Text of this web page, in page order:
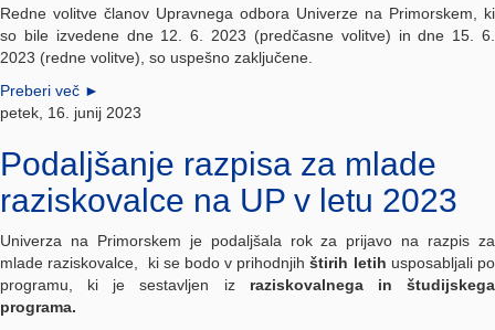
Redne volitve članov Upravnega odbora Univerze na Primorskem, ki
so bile izvedene dne 12. 6. 2023 (predčasne volitve) in dne 15. 6.
2023 (redne volitve), so uspešno zaključene.
Preberi več ►
petek, 16. junij 2023
Podaljšanje razpisa za mlade
raziskovalce na UP v letu 2023
Univerza na Primorskem je podaljšala rok za prijavo na razpis za
mlade raziskovalce, ki se bodo v prihodnjihštirih letih usposabljali po
programu, ki je sestavljen iz raziskovalnega in študijskega
programa.